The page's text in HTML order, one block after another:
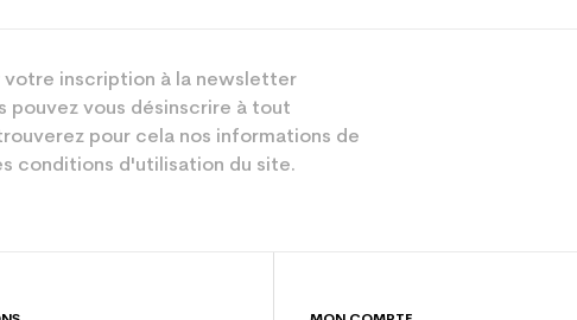
inscription à la newsletter
pouvez vous désinscrire à tout
pour cela nos informations de
conditions d'utilisation du site.